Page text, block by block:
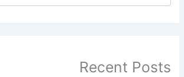
Recent Posts